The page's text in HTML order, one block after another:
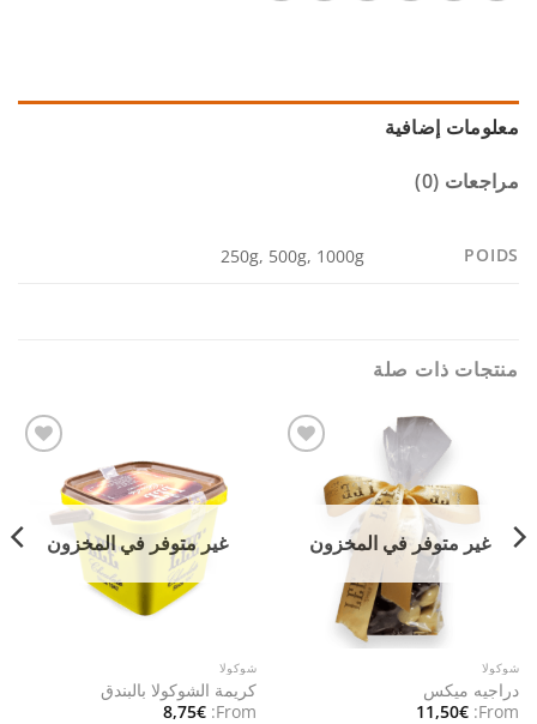
معلومات إضافية
مراجعات (0)
POIDS
250g, 500g, 1000g
منتجات ذات صلة
غير متوفر في المخزون
شوكولا
دراجيه ميكس
From:
11,50€
غير متوفر في المخزون
شوكولا
كريمة الشوكولا بالبندق
From:
8,75€